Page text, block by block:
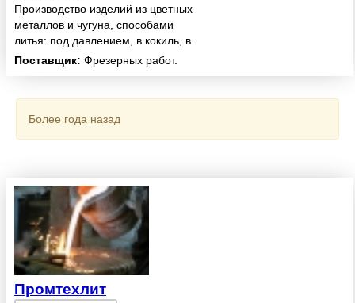
Производство изделий из цветных
металлов и чугуна, способами
литья: под давлением, в кокиль, в
землю по образцам и чертежам
оснастки . ...
Поставщик: Фрезерных работ.
Более года назад
Промтехлит